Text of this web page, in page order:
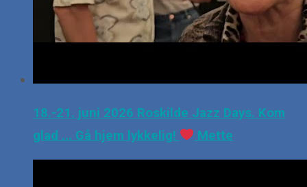
18.-21. juni 2026 Roskilde Jazz Days. Kom
glad ... Gå hjem lykkelig!
Mette